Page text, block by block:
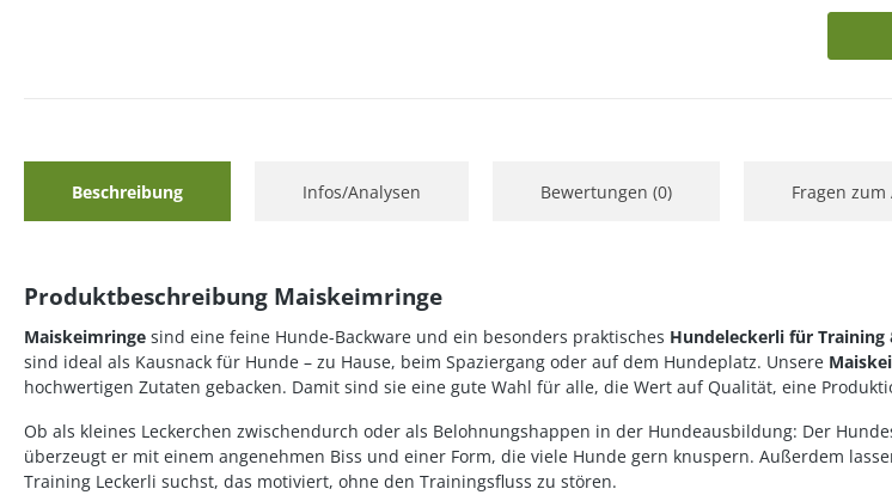
Beschreibung Infos/Analysen Bewertungen (0) Fragen zum
Produktbeschreibung Maiskeimringe
Maiskeimringe sind eine feine Hunde-Backware und ein besonders praktisches Hundeleckerli für Training
sind ideal als Kausnack für Hunde – zu Hause, beim Spaziergang oder auf dem Hundeplatz. Unsere
hochwertigen Zutaten gebacken. Damit sind sie eine gute Wahl für alle, die Wert auf Qualität, eine
Ob als kleines Leckerchen zwischendurch oder als Belohnungshappen in der Hundeausbildung: Der
überzeugt er mit einem angenehmen Biss und einer Form, die viele Hunde gern knuspern. Außerdem
Training Leckerli suchst, das motiviert, ohne den Trainingsfluss zu stören.